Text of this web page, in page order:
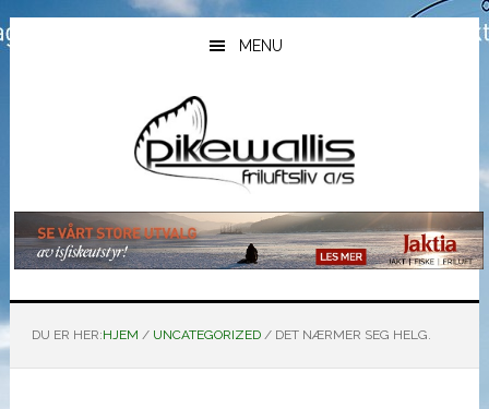
Hopp
til
Hopp
til
Hopp
til
MENU
DU ER HER:HJEM / UNCATEGORIZED /DET NÆRMER SEG HELG.